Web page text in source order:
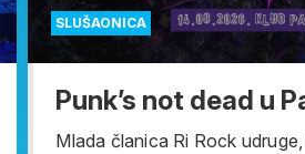
SLUŠAONICA
Punk’s not dead u
Mlada članica Ri Rock